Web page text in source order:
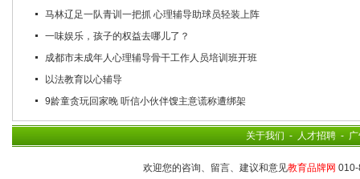
马林辽足一队青训一把抓 心理辅导助球员轻装上阵
一味娱乐，孩子的权益去哪儿了？
成都市未成年人心理辅导骨干工作人员培训班开班
以法教育以心辅导
9龄童贪玩回家晚 听信小伙伴馊主意谎称遭绑架
关于我们 - 人才招聘 -
欢迎您的咨询、留言、建议和意见教育品牌网